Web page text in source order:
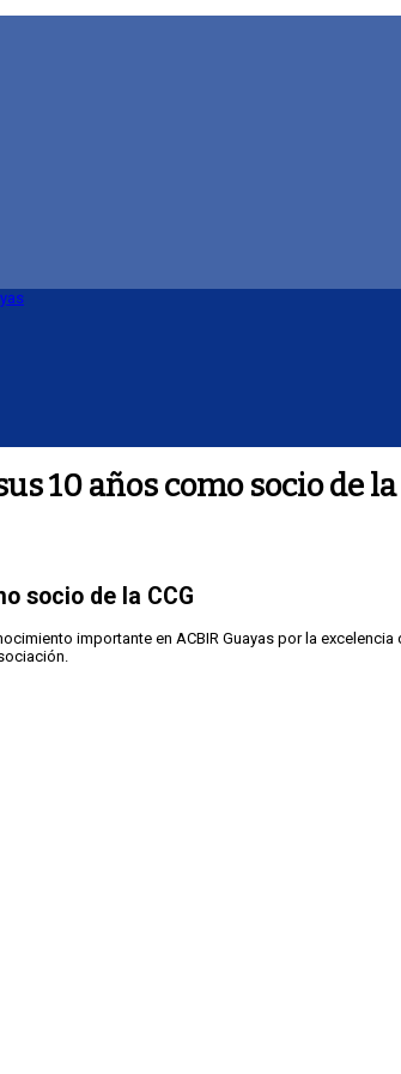
10 años como socio de la
socio de la CCG
importante en ACBIR Guayas por la